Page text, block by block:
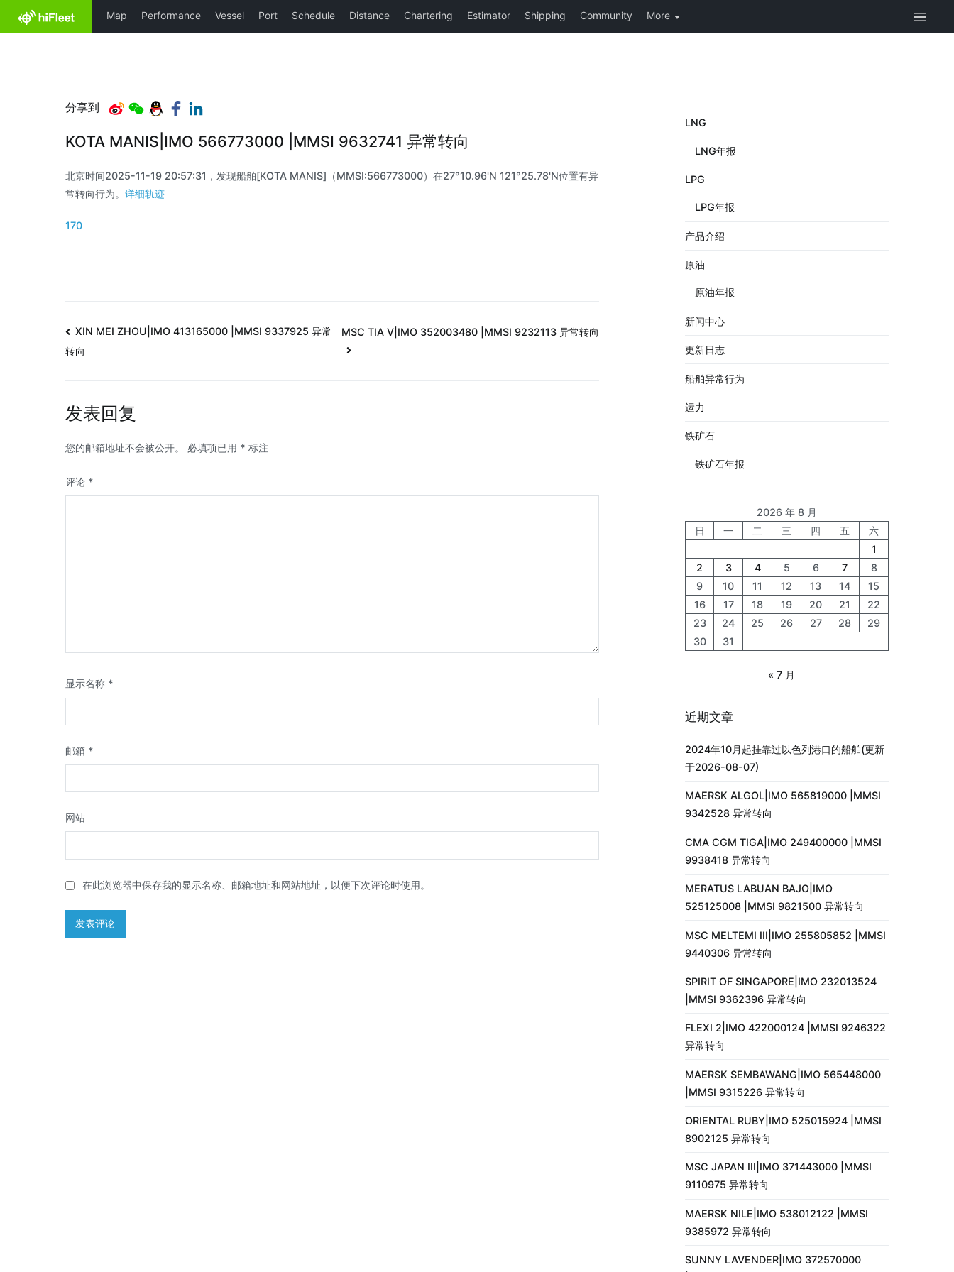
分享到
KOTA MANIS|IMO 566773000 |MMSI 9632741 异常转向
北京时间2025-11-19 20:57:31，发现船舶[KOTA MANIS]（MMSI:566773000）在27°10.96'N 121°25.78'N位置有异
常转向行为。 详细轨迹
170
XIN MEI ZHOU|IMO 413165000 |MMSI 9337925 异常
转向
MSC TIA V|IMO 352003480 |MMSI 9232113 异常转向
发表回复
您的邮箱地址不会被公开。 必填项已用 * 标注
评论 *
显示名称 *
邮箱 *
网站
在此浏览器中保存我的显示名称、邮箱地址和网站地址，以便下次评论时使用。
LNG
LNG年报
LPG
LPG年报
产品介绍
原油
原油年报
新闻中心
更新日志
船舶异常行为
运力
铁矿石
铁矿石年报
2026 年 8 月
日
一 二 三 四 五
六
1
2
3 4 5 6 7
8
9
10 11 12 13 14
15
16
17 18 19 20 21
22
23
24 25 26 27 28
29
30
31
« 7 月
近期文章
2024年10月起挂靠过以色列港口的船舶(更新
于2026-08-07)
MAERSK ALGOL|IMO 565819000 |MMSI
9342528 异常转向
CMA CGM TIGA|IMO 249400000 |MMSI
9938418 异常转向
MERATUS LABUAN BAJO|IMO
525125008 |MMSI 9821500 异常转向
MSC MELTEMI III|IMO 255805852 |MMSI
9440306 异常转向
SPIRIT OF SINGAPORE|IMO 232013524
|MMSI 9362396 异常转向
FLEXI 2|IMO 422000124 |MMSI 9246322
异常转向
MAERSK SEMBAWANG|IMO 565448000
|MMSI 9315226 异常转向
ORIENTAL RUBY|IMO 525015924 |MMSI
8902125 异常转向
MSC JAPAN III|IMO 371443000 |MMSI
9110975 异常转向
MAERSK NILE|IMO 538012122 |MMSI
9385972 异常转向
SUNNY LAVENDER|IMO 372570000